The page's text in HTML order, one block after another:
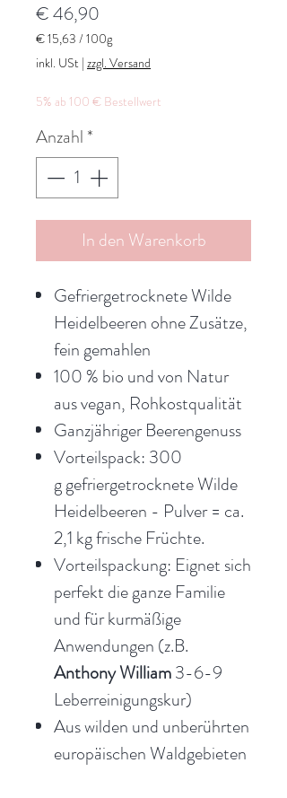
€ 46,90
€ 15,63 /100g
€ 15,63
pro
Gramm
inkl. USt | zzgl. Versand
5% ab 100 € Bestellwert
Anzahl *
In den Warenkorb
Gefriergetrocknete Wilde
Heidelbeeren ohne Zusätze,
fein gemahlen
100 % bio und von Natur
aus vegan, Rohkostqualität
Ganzjähriger Beerengenuss
Vorteilspack: 300
g gefriergetrocknete Wilde
Heidelbeeren - Pulver = ca.
2,1 kg frische Früchte.
Vorteilspackung: Eignet sich
perfekt die ganze Familie
und für kurmäßige
Anwendungen (z.B.
Anthony William3-6-9
Leberreinigungskur)
Aus wilden und unberührten
europäischen Waldgebieten